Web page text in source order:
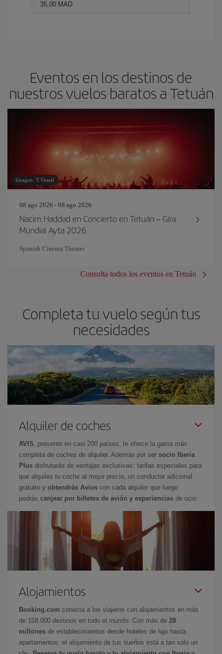
35,00 MAD
Eventos en los destinos de
nuestros vuelos baratos a Tetuán
Imagen: T.Visual
08 ago 2026 - 08 ago 2026
Nacim Haddad en Concierto en Tetuán – Gira
Mundial Ayta 2026
Spanish Cinema Theater
Consulta todos los eventos en Tetuán
Completa tu vuelo según tus
necesidades
Alquiler de coches
AVIS, presente en casi 200 países, te ofrece la gama más
completa de coches de alquiler. Además por ser socio Iberia
Plus disfrutarás de ventajas exclusivas: tarifas especiales para
que alquiles tu coche al mejor precio, un conductor adicional
gratuito y obtendrás Avios con cada alquiler que luego
podrás canjear por billetes de avión y experiencias de ocio.
Alojamientos
Booking.com conecta a los viajeros con alojamientos en más
de 158.000 destinos en todo el mundo. Con más de 28
millones de establecimientos desde hoteles de lujo hasta
apartamentos, el alojamiento de tus sueños está a tan sólo un